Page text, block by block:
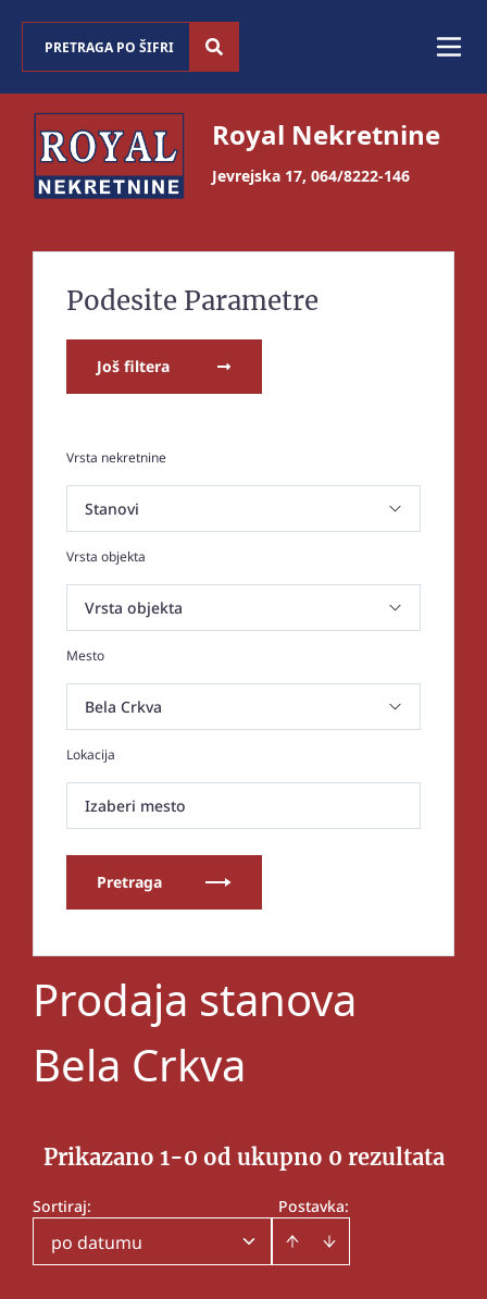
Royal Nekretnine
Jevrejska 17, 064/8222-146
Podesite Parametre
Još filtera
Vrsta nekretnine
Vrsta objekta
Mesto
Lokacija
Izaberi mesto
Pretraga
Prodaja stanova
Bela Crkva
Prikazano 1-0 od ukupno 0 rezultata
Postavka:
Sortiraj:
po datumu